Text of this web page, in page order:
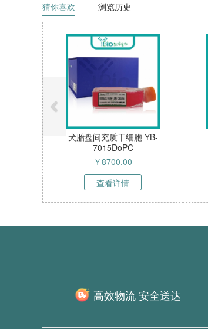
猜你喜欢 浏览历史
犬胎盘间充质干细胞 YB-
7015DoPC
￥8700.00
查看详情
高效物流 安全送达